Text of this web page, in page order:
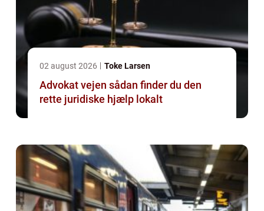
02 august 2026 Toke Larsen
Advokat vejen sådan finder du den
rette juridiske hjælp lokalt